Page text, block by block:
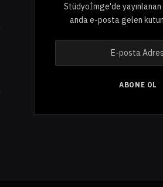
Stüdyoİmge'de yayınlanan
anda e-posta gelen
ABONE OL